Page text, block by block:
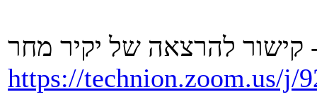
מחר -
https://technion.zoom.us/j/